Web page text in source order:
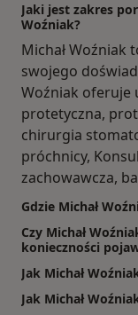
Jaki jest zakres
Woźniak?
Michał Woźniak
swojego
Woźniak oferuje
protetyczna,
chirurgia
próchnicy,
zachowawcza,
Gdzie Michał
Czy Michał
konieczności
Jak Michał
Jak Michał